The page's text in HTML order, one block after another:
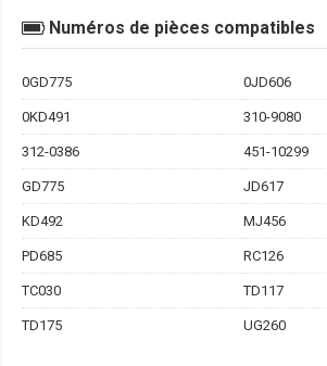
Numéros de pièces compatibles
0GD775 0JD606
0KD491 310-9080
312-0386 451-10299
GD775 JD617
KD492 MJ456
PD685 RC126
TC030 TD117
TD175 UG260